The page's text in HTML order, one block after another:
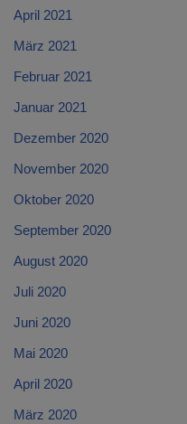
April 2021
März 2021
Februar 2021
Januar 2021
Dezember 2020
November 2020
Oktober 2020
September 2020
August 2020
Juli 2020
Juni 2020
Mai 2020
April 2020
März 2020